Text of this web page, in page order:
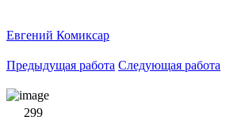
Евгений Комиксар
Предыдущая работа Следующая работа
299